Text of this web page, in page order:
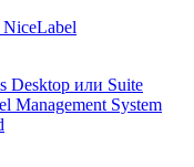
Desktop или Suite
Management System